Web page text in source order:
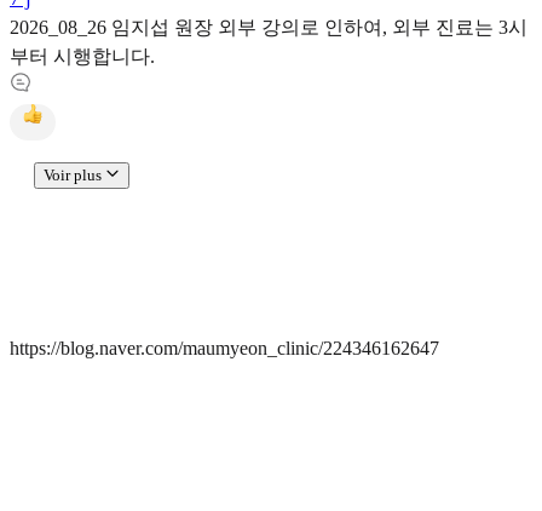
2026_08_26 임지섭 원장 외부 강의로 인하여, 외부 진료는 3시
부터 시행합니다.
Voir plus
https://blog.naver.com/maumyeon_clinic/224346162647